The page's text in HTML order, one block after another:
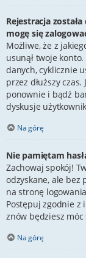
Rejestracja
mogę się
Możliwe, że z
usunął twoje
danych, cyklicznie
przez dłuższy
ponownie i bądź
dyskusje
Na górę
Nie pamiętam
Zachowaj spokój!
odzyskane, ale bez
na stronę
Postępuj zgodnie z
znów będziesz móc
Na górę